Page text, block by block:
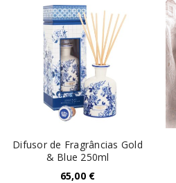
Difusor de Fragrâncias Gold
& Blue 250ml
65,00 €